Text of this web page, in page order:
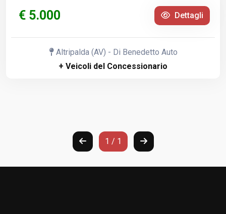
€ 5.000 Dettagli
Altripalda (AV) - Di Benedetto Auto
+ Veicoli del Concessionario
1 / 1